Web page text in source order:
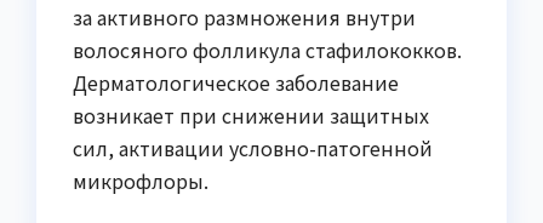
за активного размножения внутри
волосяного фолликула стафилококков.
Дерматологическое заболевание
возникает при снижении защитных
сил, активации условно-патогенной
микрофлоры.